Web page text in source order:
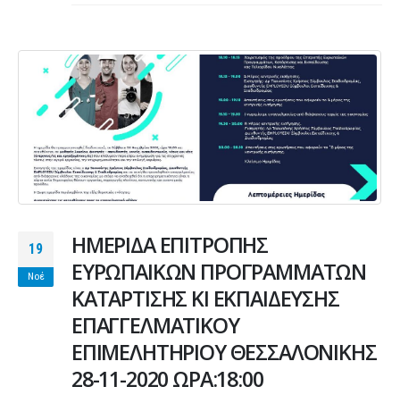
19
Νοέ
ΗΜΕΡΙΔΑ ΕΠΙΤΡΟΠΗΣ
ΕΥΡΩΠΑΙΚΩΝ ΠΡΟΓΡΑΜΜΑΤΩΝ
ΚΑΤΑΡΤΙΣΗΣ ΚΙ ΕΚΠΑΙΔΕΥΣΗΣ
ΕΠΑΓΓΕΛΜΑΤΙΚΟΥ
ΕΠΙΜΕΛΗΤΗΡΙΟΥ ΘΕΣΣΑΛΟΝΙΚΗΣ
28-11-2020 ΩΡΑ:18:00